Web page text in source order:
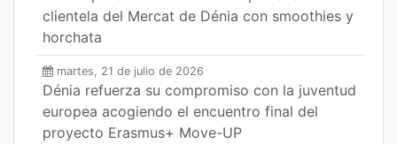
clientela del Mercat de Dénia con smoothies y
horchata
martes, 21 de julio de 2026
Dénia refuerza su compromiso con la juventud
europea acogiendo el encuentro final del
proyecto Erasmus+ Move-UP